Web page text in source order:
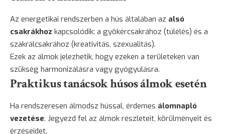
Az energetikai rendszerben a hús általában az alsó
csakrákhoz kapcsolódik: a gyökércsakrához (túlélés) és a
szakrálcsakrához (kreativitás, szexualitás).
Ezek az álmok jelezhetik, hogy ezeken a területeken van
szükség harmonizálásra vagy gyógyulásra.
Praktikus tanácsok húsos álmok esetén
Ha rendszeresen álmodsz hússal, érdemes álomnapló
vezetése. Jegyezd fel az álmok részleteit, körülményeit és
érzéseidet.